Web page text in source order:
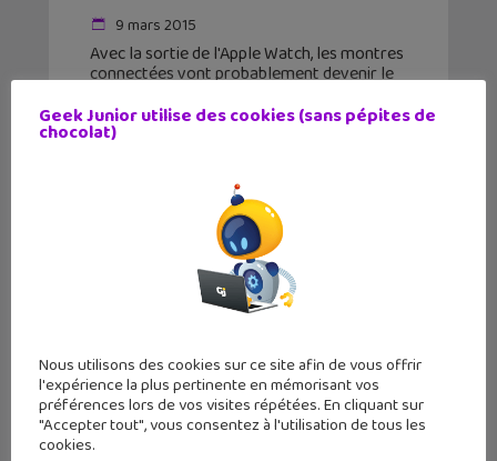
9 mars 2015
Avec la sortie de l'Apple Watch, les montres
connectées vont probablement devenir le
quoi vraiment une montre connectée et à
quoi çà sert ? Une montre, un téléphone
Geek Junior utilise des cookies (sans pépites de
chocolat)
Nous utilisons des cookies sur ce site afin de vous offrir
l'expérience la plus pertinente en mémorisant vos
préférences lors de vos visites répétées. En cliquant sur
"Accepter tout", vous consentez à l'utilisation de tous les
cookies.